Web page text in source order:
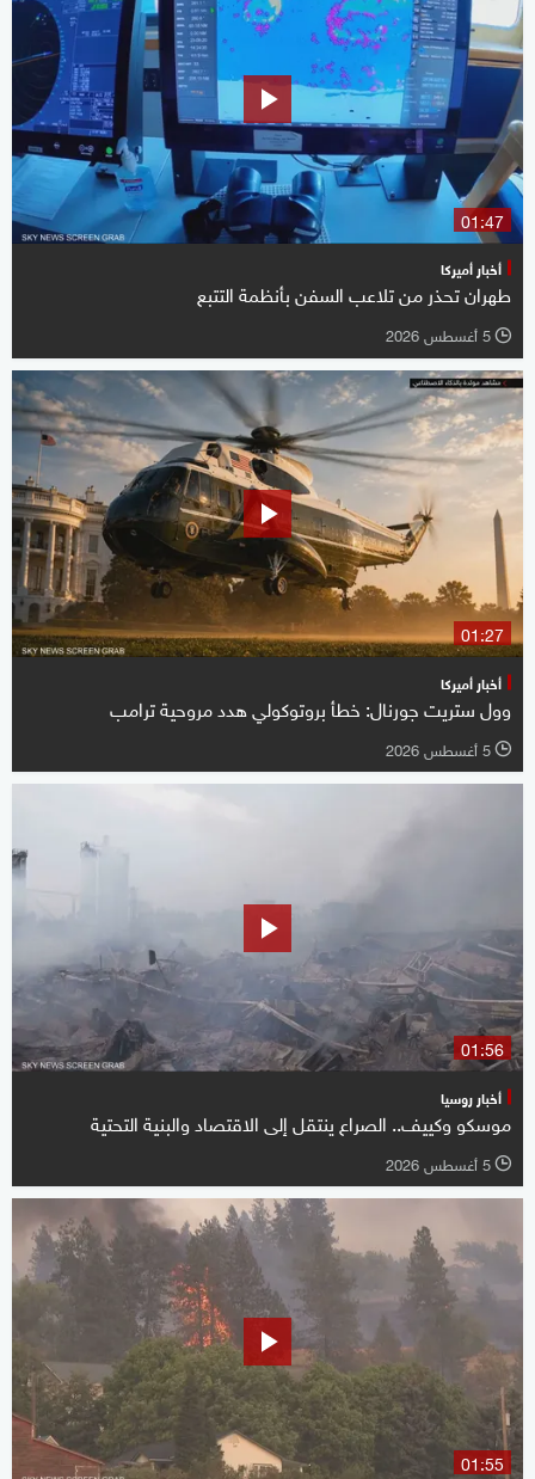
01:47
أخبار أميركا
طهران تحذر من تلاعب السفن بأنظمة التتبع
l 5 أغسطس 2026
01:27
أخبار أميركا
وول ستريت جورنال: خطأ بروتوكولي هدد مروحية ترامب
l 5 أغسطس 2026
01:56
أخبار روسيا
موسكو وكييف.. الصراع ينتقل إلى الاقتصاد والبنية التحتية
l 5 أغسطس 2026
01:55